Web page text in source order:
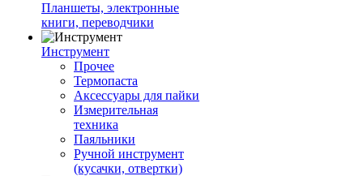
Планшеты, электронные
книги, переводчики
Инструмент
Прочее
Термопаста
Аксессуары для пайки
Измерительная
техника
Паяльники
Ручной инструмент
(кусачки, отвертки)